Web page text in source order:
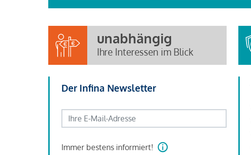
unabhängig
Ihre Interessen im Blick
Der Infina Newsletter
Immer bestens informiert!